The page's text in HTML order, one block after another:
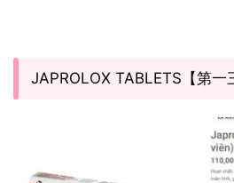
JAPROLOX TABLETS【第一